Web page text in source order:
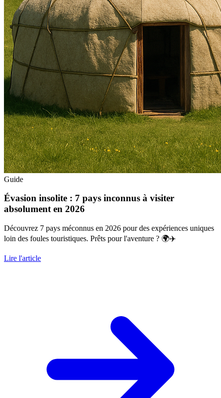
Guide
Évasion insolite : 7 pays inconnus à visiter
absolument en 2026
Découvrez 7 pays méconnus en 2026 pour des expériences uniques
loin des foules touristiques. Prêts pour l'aventure ? 🌍✈️
Lire l'article